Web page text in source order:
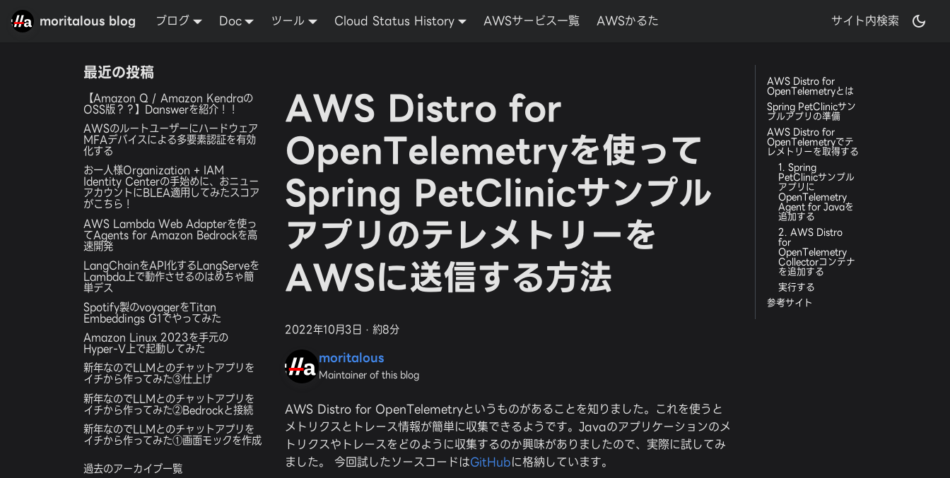
moritalous blog ブログ Doc ツール Cloud Status History AWSサービス一覧 AWSかるた サイト内検索
最近の投稿
【Amazon Q / Amazon Kendraの
OSS版？？】Danswerを紹介！！
AWSのルートユーザーにハードウェア
MFAデバイスによる多要素認証を有効
化する
お一人様Organization + IAM
Identity Centerの手始めに、おニュー
アカウントにBLEA適用してみたスコア
がこちら！
AWS Lambda Web Adapterを使っ
てAgents for Amazon Bedrockを高
速開発
LangChainをAPI化するLangServeを
Lambda上で動作させるのはめちゃ簡
単デス
Spotify製のvoyagerをTitan
Embeddings G1でやってみた
Amazon Linux 2023を手元の
Hyper-V上で起動してみた
新年なのでLLMとのチャットアプリを
イチから作ってみた③仕上げ
新年なのでLLMとのチャットアプリを
イチから作ってみた②Bedrockと接続
新年なのでLLMとのチャットアプリを
イチから作ってみた①画面モックを作成
過去のアーカイブ一覧
AWS Distro for
OpenTelemetryを使って
Spring PetClinicサンプル
アプリのテレメトリーを
AWSに送信する方法
2022年10月3日 · 約8分
moritalous
Maintainer of this blog
AWS Distro for OpenTelemetryというものがあることを知りました。これを使うと
メトリクスとトレース情報が簡単に収集できるようです。Javaのアプリケーションのメ
トリクスやトレースをどのように収集するのか興味がありましたので、実際に試してみ
ました。 今回試したソースコードはGitHubに格納しています。
AWS Distro for
OpenTelemetryとは
Spring PetClinicサン
プルアプリの準備
AWS Distro for
OpenTelemetryでテ
レメトリーを取得する
1. Spring
PetClinicサンプル
アプリに
OpenTelemetry
Agent for Javaを
追加する
2. AWS Distro
for
OpenTelemetry
Collectorコンテナ
を追加する
実行する
参考サイト